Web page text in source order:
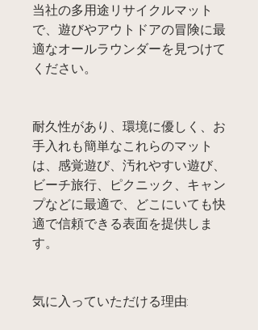
当社の多用途リサイクルマット
で、遊びやアウトドアの冒険に最
適なオールラウンダーを見つけて
ください。
耐久性があり、環境に優しく、お
手入れも簡単なこれらのマット
は、感覚遊び、汚れやすい遊び、
ビーチ旅行、ピクニック、キャン
プなどに最適で、どこにいても快
適で信頼できる表面を提供しま
す。
気に入っていただける理由: